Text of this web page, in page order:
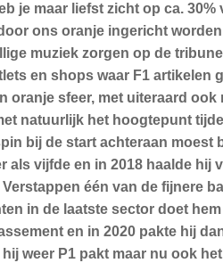
je maar liefst zicht op ca.
ons oranje ingericht
muziek zorgen op de
en shops waar F1 artikelen
oranje sfeer, met uiteraard
natuurlijk het hoogtepunt
bij de start achteraan
vijfde en in 2018 haalde
één van de fijnere
in de laatste sector doet
en in 2020 pakte hij
weer P1 pakt maar nu ook